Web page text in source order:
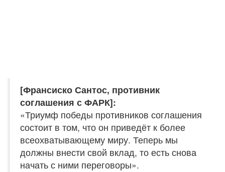
[Франсиско Сантос, противник
соглашения с ФАРК]:
«Триумф победы противников соглашения
состоит в том, что он приведёт к более
всеохватывающему миру. Теперь мы
должны внести свой вклад, то есть снова
начать с ними переговоры».